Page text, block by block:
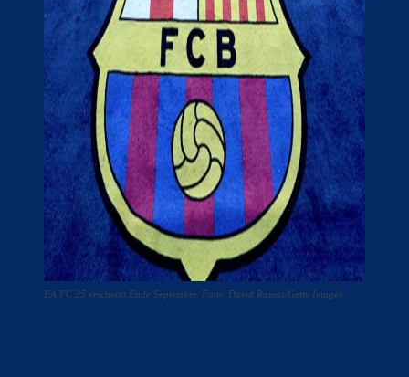
EA FC 25 erscheint Ende September. Foto: David Ramos/Getty Images